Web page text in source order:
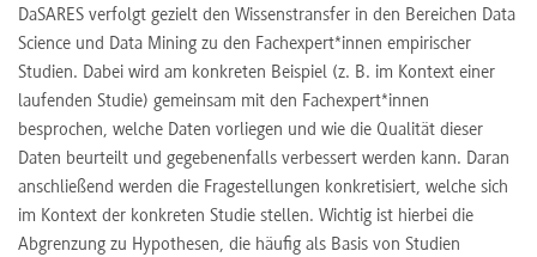
DaSARES verfolgt gezielt den Wissenstransfer in den Bereichen Data
Science und Data Mining zu den Fachexpert*innen empirischer
Studien. Dabei wird am konkreten Beispiel (z. B. im Kontext einer
laufenden Studie) gemeinsam mit den Fachexpert*innen
besprochen, welche Daten vorliegen und wie die Qualität dieser
Daten beurteilt und gegebenenfalls verbessert werden kann. Daran
anschließend werden die Fragestellungen konkretisiert, welche sich
im Kontext der konkreten Studie stellen. Wichtig ist hierbei die
Abgrenzung zu Hypothesen, die häufig als Basis von Studien